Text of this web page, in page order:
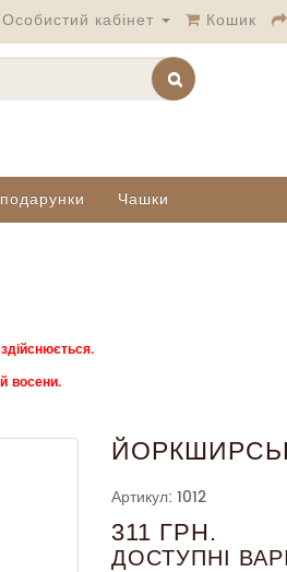
Особистий кабінет Кошик
Чашки
восени.
Артикул: 1012
311 ГРН.
ДОСТУПНІ